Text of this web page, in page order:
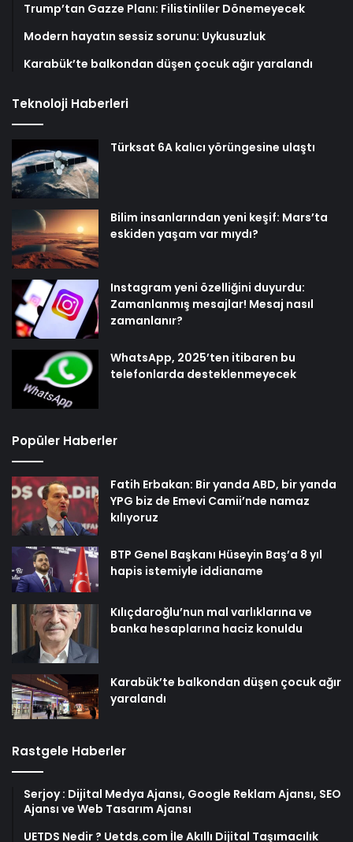
Trump’tan Gazze Planı: Filistinliler Dönemeyecek
Modern hayatın sessiz sorunu: Uykusuzluk
Karabük’te balkondan düşen çocuk ağır yaralandı
Teknoloji Haberleri
Türksat 6A kalıcı yörüngesine ulaştı
Bilim insanlarından yeni keşif: Mars’ta
eskiden yaşam var mıydı?
Instagram yeni özelliğini duyurdu:
Zamanlanmış mesajlar! Mesaj nasıl
zamanlanır?
WhatsApp, 2025’ten itibaren bu
telefonlarda desteklenmeyecek
Popüler Haberler
Fatih Erbakan: Bir yanda ABD, bir yanda
YPG biz de Emevi Camii’nde namaz
kılıyoruz
BTP Genel Başkanı Hüseyin Baş’a 8 yıl
hapis istemiyle iddianame
Kılıçdaroğlu’nun mal varlıklarına ve
banka hesaplarına haciz konuldu
Karabük’te balkondan düşen çocuk ağır
yaralandı
Rastgele Haberler
Serjoy : Dijital Medya Ajansı, Google Reklam Ajansı, SEO
Ajansı ve Web Tasarım Ajansı
UETDS Nedir ? Uetds.com İle Akıllı Dijital Taşımacılık